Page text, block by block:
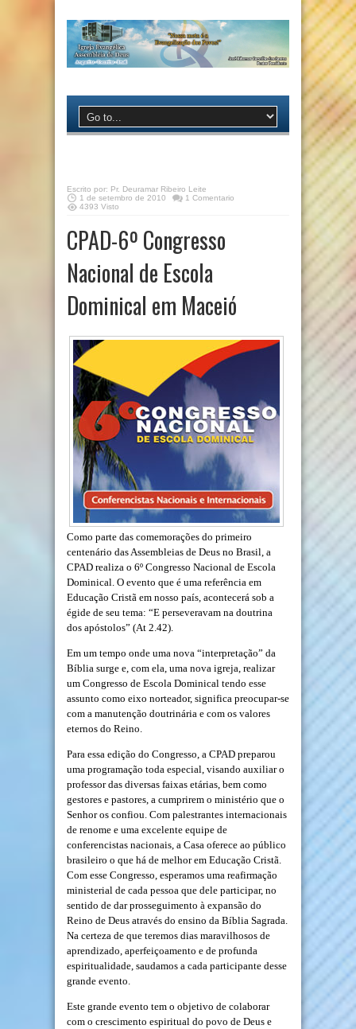
Escrito por: Pr. Deuramar Ribeiro Leite
1 de setembro de 2010
1 Comentario
4393 Visto
CPAD-6º Congresso
Nacional de Escola
Dominical em Maceió
Como parte das comemorações do primeiro
centenário das Assembleias de Deus no Brasil, a
CPAD realiza o 6º Congresso Nacional de Escola
Dominical. O evento que é uma referência em
Educação Cristã em nosso país, acontecerá sob a
égide de seu tema: “E perseveravam na doutrina
dos apóstolos” (At 2.42).
Em um tempo onde uma nova “interpretação” da
Bíblia surge e, com ela, uma nova igreja, realizar
um Congresso de Escola Dominical tendo esse
assunto como eixo norteador, significa preocupar-se
com a manutenção doutrinária e com os valores
eternos do Reino.
Para essa edição do Congresso, a CPAD preparou
uma programação toda especial, visando auxiliar o
professor das diversas faixas etárias, bem como
gestores e pastores, a cumprirem o ministério que o
Senhor os confiou. Com palestrantes internacionais
de renome e uma excelente equipe de
conferencistas nacionais, a Casa oferece ao público
brasileiro o que há de melhor em Educação Cristã.
Com esse Congresso, esperamos uma reafirmação
ministerial de cada pessoa que dele participar, no
sentido de dar prosseguimento à expansão do
Reino de Deus através do ensino da Bíblia Sagrada.
Na certeza de que teremos dias maravilhosos de
aprendizado, aperfeiçoamento e de profunda
espiritualidade, saudamos a cada participante desse
grande evento.
Este grande evento tem o objetivo de colaborar
com o crescimento espiritual do povo de Deus e